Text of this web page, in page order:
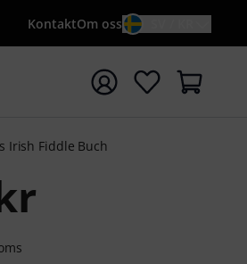
KontaktOm oss
{searchTerm}
Irish Fiddle Buch